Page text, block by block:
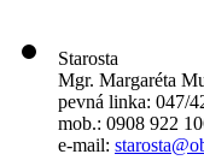
Starosta
Mgr. Margaréta
pevná linka: 047/
mob.: 0908 922
e-mail: